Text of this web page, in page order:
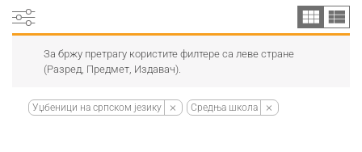
За бржу претрагу користите филтере са леве стране
(Разред, Предмет, Издавач).
Уџбеници на српском језику Средња школа